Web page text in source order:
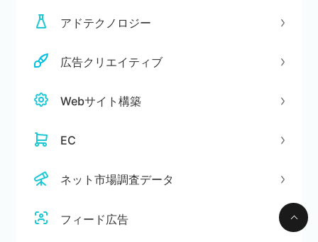
アドテクノロジー
広告クリエイティブ
Webサイト構築
EC
ネット市場調査データ
フィード広告